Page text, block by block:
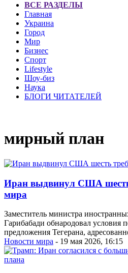
ВСЕ РАЗДЕЛЫ
Главная
Украина
Город
Мир
Бизнес
Спорт
Lifestyle
Шоу-биз
Наука
БЛОГИ ЧИТАТЕЛЕЙ
мирный план
Иран выдвинул США
мира
Заместитель министра
Гарибабади обнародовал условия
предложения Тегерана,
Новости мира - 19 мая 2026, 16:15